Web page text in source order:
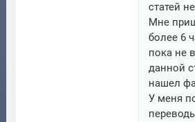
статей
Мне
более 6
пока не
данной
нашел
У меня